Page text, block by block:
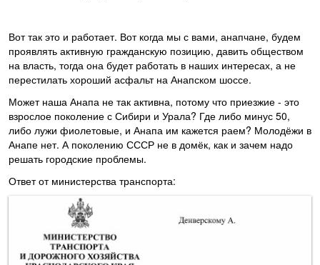
Вот так это и работает. Вот когда мы с вами, анапчане, будем
проявлять активную гражданскую позицию, давить обществом
на власть, тогда она будет работать в наших интересах, а не
перестилать хороший асфальт на Анапском шоссе.
Может наша Анапа не так активна, потому что приезжие - это
взрослое поколение с Сибири и Урала? Где либо минус 50,
либо лужи фиолетовые, и Анапа им кажется раем? Молодёжи в
Анапе нет. А поколению СССР не в домёк, как и зачем надо
решать городские проблемы.
Ответ от министерства транспорта: